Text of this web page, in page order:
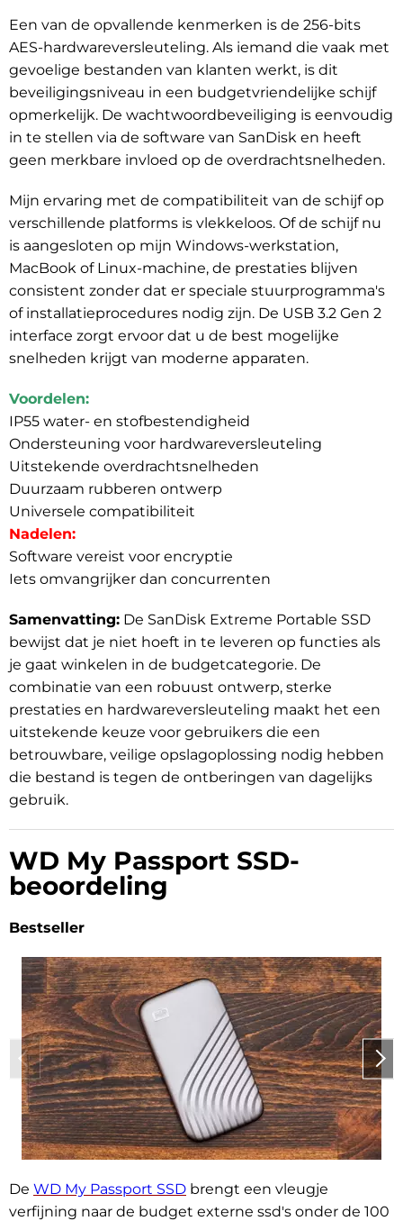
Een van de opvallende kenmerken is de 256-bits
AES-hardwareversleuteling. Als iemand die vaak met
gevoelige bestanden van klanten werkt, is dit
beveiligingsniveau in een budgetvriendelijke schijf
opmerkelijk. De wachtwoordbeveiliging is eenvoudig
in te stellen via de software van SanDisk en heeft
geen merkbare invloed op de overdrachtsnelheden.
Mijn ervaring met de compatibiliteit van de schijf op
verschillende platforms is vlekkeloos. Of de schijf nu
is aangesloten op mijn Windows-werkstation,
MacBook of Linux-machine, de prestaties blijven
consistent zonder dat er speciale stuurprogramma's
of installatieprocedures nodig zijn. De USB 3.2 Gen 2
interface zorgt ervoor dat u de best mogelijke
snelheden krijgt van moderne apparaten.
Voordelen:
IP55 water- en stofbestendigheid
Ondersteuning voor hardwareversleuteling
Uitstekende overdrachtsnelheden
Duurzaam rubberen ontwerp
Universele compatibiliteit
Nadelen:
Software vereist voor encryptie
Iets omvangrijker dan concurrenten
Samenvatting: De SanDisk Extreme Portable SSD
bewijst dat je niet hoeft in te leveren op functies als
je gaat winkelen in de budgetcategorie. De
combinatie van een robuust ontwerp, sterke
prestaties en hardwareversleuteling maakt het een
uitstekende keuze voor gebruikers die een
betrouwbare, veilige opslagoplossing nodig hebben
die bestand is tegen de ontberingen van dagelijks
gebruik.
WD My Passport SSD-
beoordeling
Bestseller
De WD My Passport SSD brengt een vleugje
verfijning naar de budget externe ssd's onder de 100